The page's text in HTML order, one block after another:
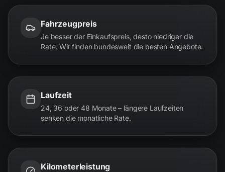
Fahrzeugpreis
Je besser der Einkaufspreis, desto niedriger die
Rate. Wir finden bundesweit die besten Angebote.
Laufzeit
24, 36 oder 48 Monate – längere Laufzeiten
senken die monatliche Rate.
Kilometerleistung